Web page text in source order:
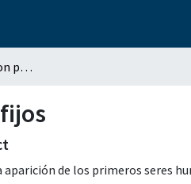
Sistema de medición con puntos fijos
aparición de los primeros seres